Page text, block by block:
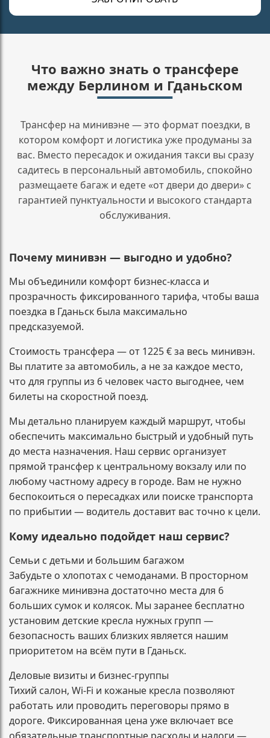
Что важно знать о трансфере
между Берлином и Гданьском
Трансфер на минивэне — это формат поездки, в
котором комфорт и логистика уже продуманы за
вас. Вместо пересадок и ожидания такси вы сразу
садитесь в персональный автомобиль, спокойно
размещаете багаж и едете «от двери до двери» с
гарантией пунктуальности и высокого стандарта
обслуживания.
Почему минивэн — выгодно и удобно?
Мы объединили комфорт бизнес-класса и
прозрачность фиксированного тарифа, чтобы ваша
поездка в Гданьск была максимально
предсказуемой.
Стоимость трансфера — от 1225 € за весь минивэн.
Вы платите за автомобиль, а не за каждое место,
что для группы из 6 человек часто выгоднее, чем
билеты на скоростной поезд.
Мы детально планируем каждый маршрут, чтобы
обеспечить максимально быстрый и удобный путь
до места назначения. Наш сервис организует
прямой трансфер к центральному вокзалу или по
любому частному адресу в городе. Вам не нужно
беспокоиться о пересадках или поиске транспорта
по прибытии — водитель доставит вас точно к цели.
Кому идеально подойдет наш сервис?
Семьи с детьми и большим багажом
Забудьте о хлопотах с чемоданами. В просторном
багажнике минивэна достаточно места для 6
больших сумок и колясок. Мы заранее бесплатно
установим детские кресла нужных групп —
безопасность ваших близких является нашим
приоритетом на всём пути в Гданьск.
Деловые визиты и бизнес-группы
Тихий салон, Wi-Fi и кожаные кресла позволяют
работать или проводить переговоры прямо в
дороге. Фиксированная цена уже включает все
обязательные транспортные расходы и налоги —